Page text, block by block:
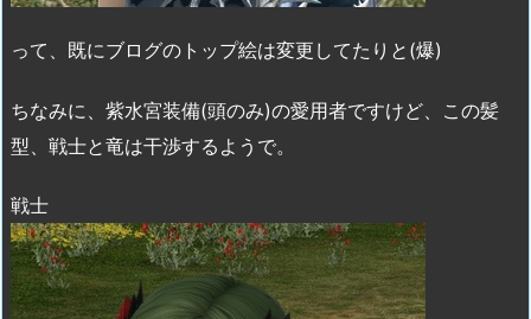
って、既にブログのトップ絵は変更してたりと(爆)
ちなみに、紫水宮装備(頭のみ)の愛用者ですけど、この髪
型、戦士と竜は干渉するようで。
戦士